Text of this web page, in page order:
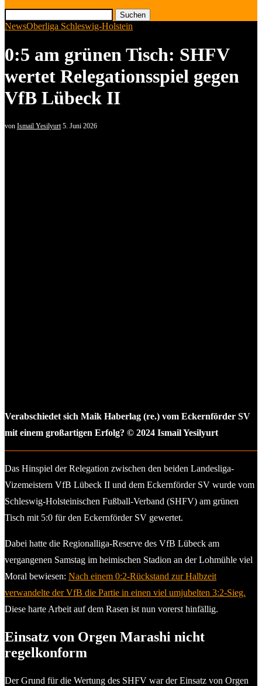
Suchen
NewsOberliga Schleswig-Holstein
0:5 am grünen Tisch: SHFV
wertet Relegationsspiel gegen
VfB Lübeck II
von Ismail Yesilyurt 5. Juni 2026
Verabschiedet sich Maik Haberlag (re.) vom Eckernförder SV
mit einem großartigen Erfolg? © 2024 Ismail Yesilyurt
Das Hinspiel der Relegation zwischen den beiden Landesliga-
Vizemeistern VfB Lübeck II und dem Eckernförder SV wurde vom
Schleswig-Holsteinischen Fußball-Verband (SHFV) am grünen
Tisch mit 5:0 für den Eckernförder SV gewertet.
Dabei hatte die Regionalliga-Reserve des VfB Lübeck am
vergangenen Samstag im heimischen Stadion an der Lohmühle viel
Moral bewiesen: Nach einem 0:2-Rückstand zur Halbzeit
verwandelte der VfB die Partie in einen viel umjubelten 3:2-Sieg.
Diese harte Arbeit auf dem Rasen ist nun vorerst hinfällig.
Einsatz von Orgen Marashi nicht
regelkonform
Der Grund für die Wertung des SHFV war der Einsatz von Orgen